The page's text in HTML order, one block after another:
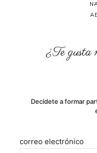
¿Te gusta
Decídete a formar
correo electrónico